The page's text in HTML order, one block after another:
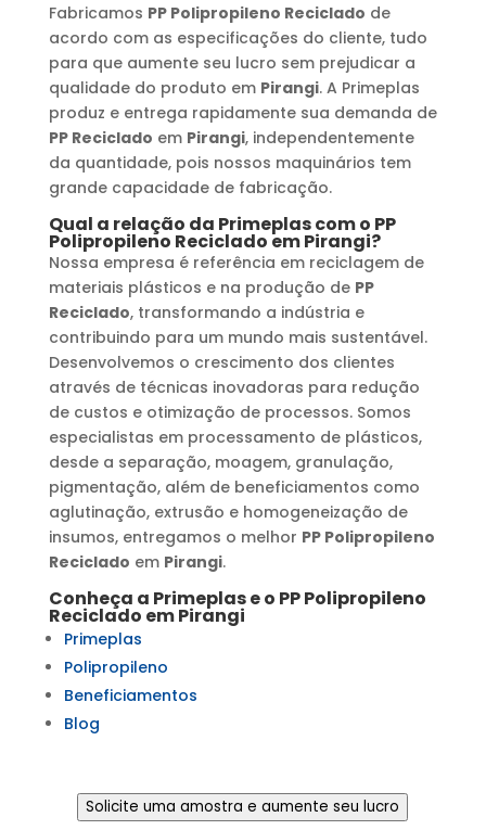
Fabricamos PP Polipropileno Reciclado de
acordo com as especificações do cliente, tudo
para que aumente seu lucro sem prejudicar a
qualidade do produto em Pirangi. A Primeplas
produz e entrega rapidamente sua demanda de
PP Reciclado em Pirangi, independentemente
da quantidade, pois nossos maquinários tem
grande capacidade de fabricação.
Qual a relação da Primeplas com o PP
Polipropileno Reciclado emPirangi?
Nossa empresa é referência em reciclagem de
materiais plásticos e na produção de PP
Reciclado, transformando a indústria e
contribuindo para um mundo mais sustentável.
Desenvolvemos o crescimento dos clientes
através de técnicas inovadoras para redução
de custos e otimização de processos. Somos
especialistas em processamento de plásticos,
desde a separação, moagem, granulação,
pigmentação, além de beneficiamentos como
aglutinação, extrusão e homogeneização de
insumos, entregamos o melhor PP Polipropileno
Reciclado em Pirangi.
Conheça a Primeplas e o PP Polipropileno
Reciclado emPirangi
Primeplas
Polipropileno
Beneficiamentos
Blog
Solicite uma amostra e aumente seu lucro